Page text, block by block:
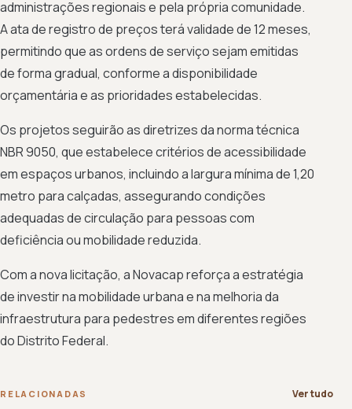
administrações regionais e pela própria comunidade.
A ata de registro de preços terá validade de 12 meses,
permitindo que as ordens de serviço sejam emitidas
de forma gradual, conforme a disponibilidade
orçamentária e as prioridades estabelecidas.
Os projetos seguirão as diretrizes da norma técnica
NBR 9050, que estabelece critérios de acessibilidade
em espaços urbanos, incluindo a largura mínima de 1,20
metro para calçadas, assegurando condições
adequadas de circulação para pessoas com
deficiência ou mobilidade reduzida.
Com a nova licitação, a Novacap reforça a estratégia
de investir na mobilidade urbana e na melhoria da
infraestrutura para pedestres em diferentes regiões
do Distrito Federal.
RELACIONADAS Ver tudo